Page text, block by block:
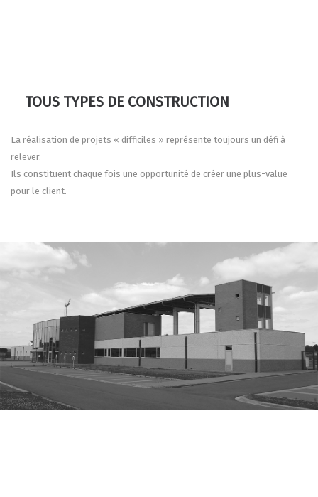
TOUS TYPES DE CONSTRUCTION
La réalisation de projets « difficiles » représente toujours un défi à
relever.
Ils constituent chaque fois une opportunité de créer une plus-value
pour le client.